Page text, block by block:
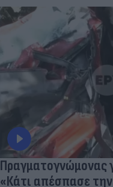
Πραγματογνώμονας
«Κάτι απέσπασε